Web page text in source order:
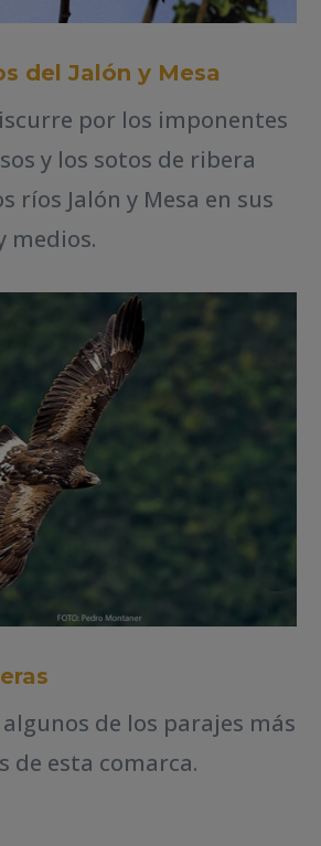
del Jalón y Mesa
por los imponentes
y los sotos de ribera
ríos Jalón y Mesa en sus
medios.
de los parajes más
de esta comarca.